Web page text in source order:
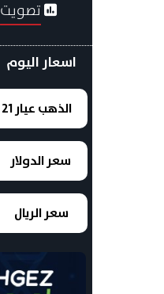
تصويت
اسعار اليوم
الذهب عيار 21
سعر الدولار
سعر الريال